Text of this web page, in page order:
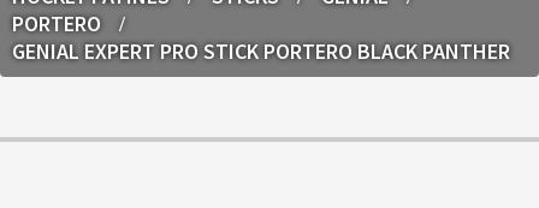
PORTERO
GENIAL EXPERT PRO STICK PORTERO BLACK PANTHER